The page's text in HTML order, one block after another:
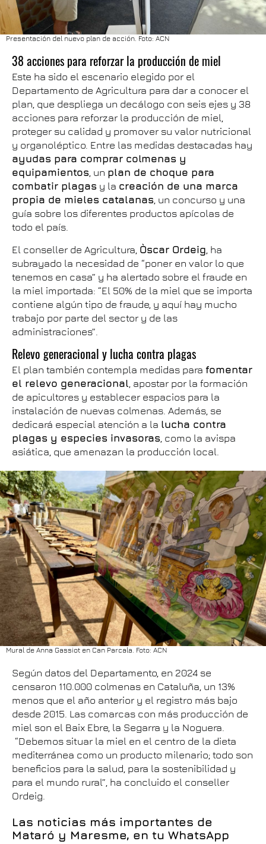
Presentación del nuevo plan de acción. Foto: ACN
38 acciones para reforzar la producción de miel
Este ha sido el escenario elegido por el
Departamento de Agricultura para dar a conocer el
plan, que despliega un decálogo con seis ejes y 38
acciones para reforzar la producción de miel,
proteger su calidad y promover su valor nutricional
y organoléptico. Entre las medidas destacadas hay
ayudas para comprar colmenas y
equipamientos , un plan de choque para
combatir plagas y la creación de una marca
propia de mieles catalanas , un concurso y una
guía sobre los diferentes productos apícolas de
todo el país.
El conseller de Agricultura, Òscar Ordeig , ha
subrayado la necesidad de “poner en valor lo que
tenemos en casa” y ha alertado sobre el fraude en
la miel importada: “El 50% de la miel que se importa
contiene algún tipo de fraude, y aquí hay mucho
trabajo por parte del sector y de las
administraciones”.
Relevo generacional y lucha contra plagas
El plan también contempla medidas para fomentar
el relevo generacional , apostar por la formación
de apicultores y establecer espacios para la
instalación de nuevas colmenas. Además, se
dedicará especial atención a la lucha contra
plagas y especies invasoras , como la avispa
asiática, que amenazan la producción local.
Mural de Anna Gassiot en Can Parcala. Foto: ACN
Según datos del Departamento, en 2024 se
censaron 110.000 colmenas en Cataluña, un 13%
menos que el año anterior y el registro más bajo
desde 2015. Las comarcas con más producción de
miel son el Baix Ebre, la Segarra y la Noguera.
“Debemos situar la miel en el centro de la dieta
mediterránea como un producto milenario; todo son
beneficios para la salud, para la sostenibilidad y
para el mundo rural”, ha concluido el conseller
Ordeig.
Las noticias más importantes de
Mataró y Maresme, en tu WhatsApp